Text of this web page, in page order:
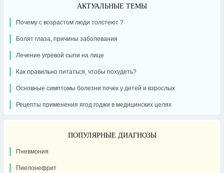
АКТУАЛЬНЫЕ ТЕМЫ
Почему с возрастом люди толстеют ?
Болят глаза, причины заболевания
Лечение угревой сыпи на лице
Как правильно питаться, чтобы похудеть?
Основные симптомы болезни почек у детей и взрослых
Рецепты применения ягод годжи в медицинских целях
ПОПУЛЯРНЫЕ ДИАГНОЗЫ
Пневмония
Пиелонефрит